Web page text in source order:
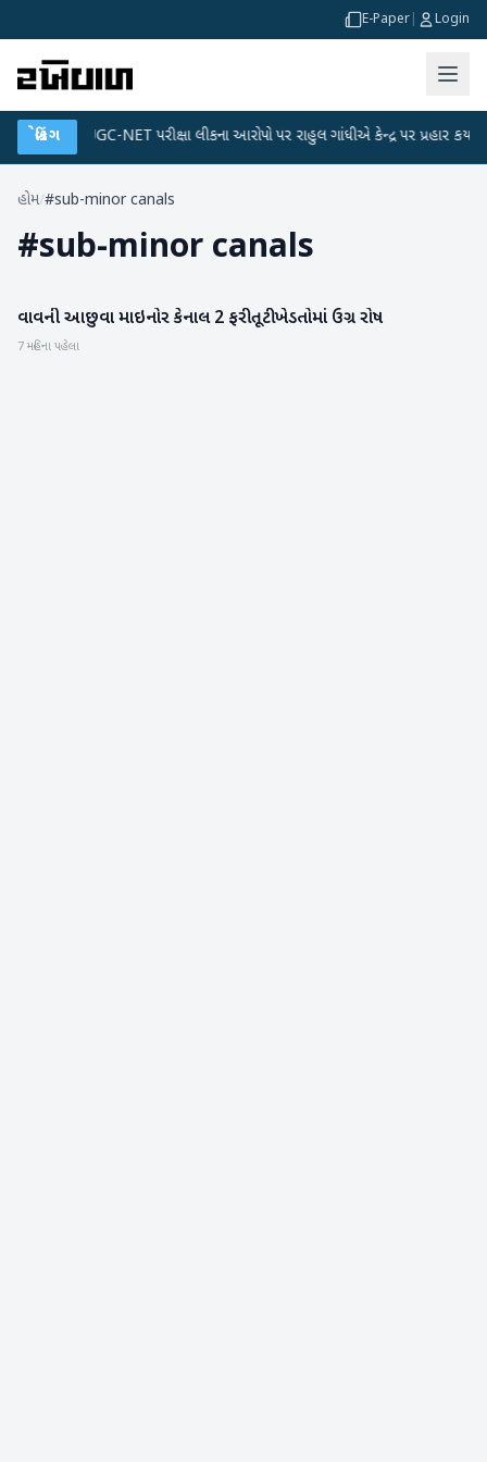
E-Paper Login
બ્રેકિંગ
● UGC-NET પરીક્ષા લીકના આરોપો પર રાહુલ ગાંધીએ કેન્દ્ર પર પ્રહાર કર્યા
હોમ/#sub-minor canals
#sub-minor canals
વાવ-થરાદ
વાવની આછુવા માઇનોર કેનાલ 2 ફરી તૂટી ખેડતોમાં ઉગ્ર રોષ
7 મહિના પહેલા